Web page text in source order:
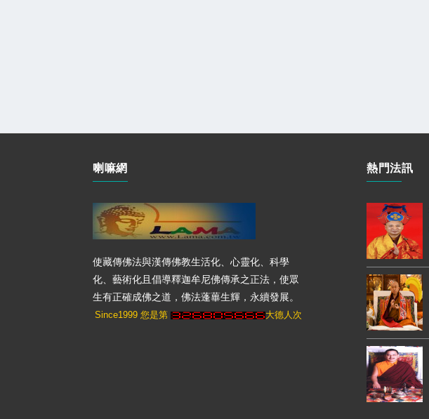
喇嘛網
使藏傳佛法與漢傳佛教生活化、心靈化、科學
化、藝術化且倡導釋迦牟尼佛傳承之正法，使眾
生有正確成佛之道，佛法蓬蓽生輝，永續發展。
Since1999 您是第 大德人次
熱門法訊